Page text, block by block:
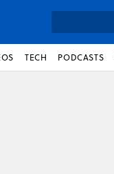
TECH PODCASTS